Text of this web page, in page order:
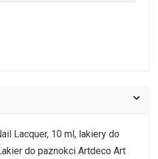
Lacquer, 10 ml, lakiery do
do paznokci Artdeco Art